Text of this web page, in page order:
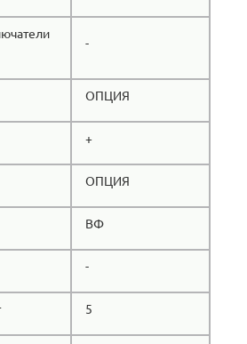
-
ОПЦИЯ
+
ОПЦИЯ
ВФ
-
5